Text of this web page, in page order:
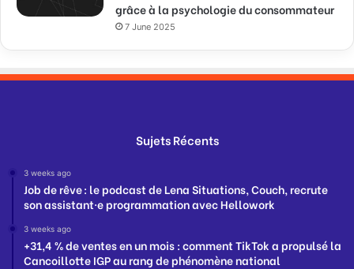
grâce à la psychologie du consommateur
7 June 2025
Sujets Récents
3 weeks ago
Job de rêve : le podcast de Lena Situations, Couch, recrute
son assistant·e programmation avec Hellowork
3 weeks ago
+31,4 % de ventes en un mois : comment TikTok a propulsé la
Cancoillotte IGP au rang de phénomène national